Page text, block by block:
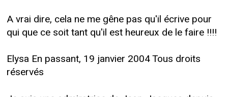
A vrai dire, cela ne me gêne pas qu'il écrive pour
qui que ce soit tant qu'il est heureux de le faire !!!!
Elysa En passant, 19 janvier 2004 Tous droits
réservés